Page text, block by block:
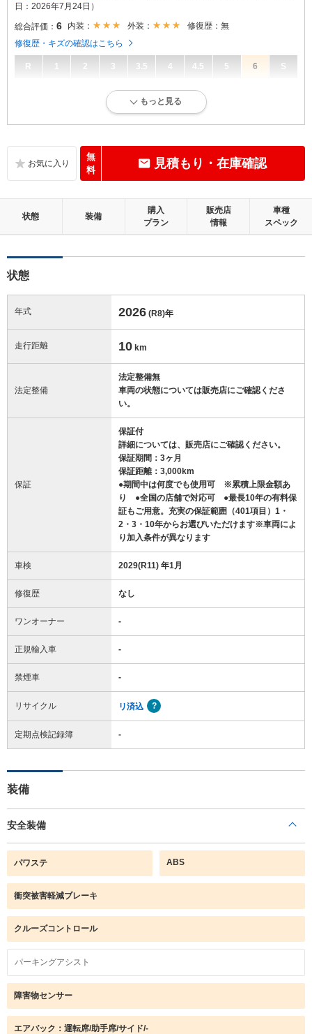
日：2026年7月24日）
総合評価： 6 内装： 外装：
修復歴：無
修復歴・キズの確認はこちら
R 1 2 3 3.5 4 4.5 5 6 S
新車登録後36ヶ月未満、走行距離3万km以下で、内外装にダメージがほ
無キズ、もしくは傷みや汚れなどがほぼない、とても綺麗な状態です。
外装：
無キズ、もしくはキズやヘコミなどがほぼない、とても綺麗な状態で
修復歴：無
もっと見る
無
料
見積もり・在庫確認
状態 装備
購入
プラン
販売店
情報
車種
スペック
状態
年式 2026 (R8)年
走行距離 10 km
法定整備
法定整備無
車両の状態については販売店にご確認くださ
い。
保証
保証付
詳細については、販売店にご確認ください。
保証期間：3ヶ月
保証距離：3,000km
●期間中は何度でも使用可 ※累積上限金額あ
り ●全国の店舗で対応可 ●最長10年の有料保
証もご用意。充実の保証範囲（401項目）1・
2・3・10年からお選びいただけます※車両によ
り加入条件が異なります
車検 2029(R11) 年1月
修復歴 なし
ワンオーナー -
正規輸入車 -
禁煙車 -
リサイクル リ済込
定期点検記録簿 -
装備
安全装備
パワステ ABS
衝突被害軽減ブレーキ
クルーズコントロール
パーキングアシスト
障害物センサー
エアバック：運転席/助手席/サイド/-